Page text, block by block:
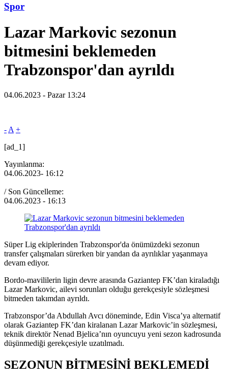
Spor
Lazar Markovic sezonun
bitmesini beklemeden
Trabzonspor'dan ayrıldı
04.06.2023 - Pazar 13:24
- A +
[ad_1]
Yayınlanma:
04.06.2023- 16:12
/ Son Güncelleme:
04.06.2023 - 16:13
Süper Lig ekiplerinden Trabzonspor'da önümüzdeki sezonun
transfer çalışmaları sürerken bir yandan da ayrılıklar yaşanmaya
devam ediyor.
Bordo-mavililerin ligin devre arasında Gaziantep FK’dan kiraladığı
Lazar Markovic, ailevi sorunları olduğu gerekçesiyle sözleşmesi
bitmeden takımdan ayrıldı.
Trabzonspor’da Abdullah Avcı döneminde, Edin Visca’ya alternatif
olarak Gaziantep FK’dan kiralanan Lazar Markovic’in sözleşmesi,
teknik direktör Nenad Bjelica’nın oyuncuyu yeni sezon kadrosunda
düşünmediği gerekçesiyle uzatılmadı.
SEZONUN BİTMESİNİ BEKLEMEDİ